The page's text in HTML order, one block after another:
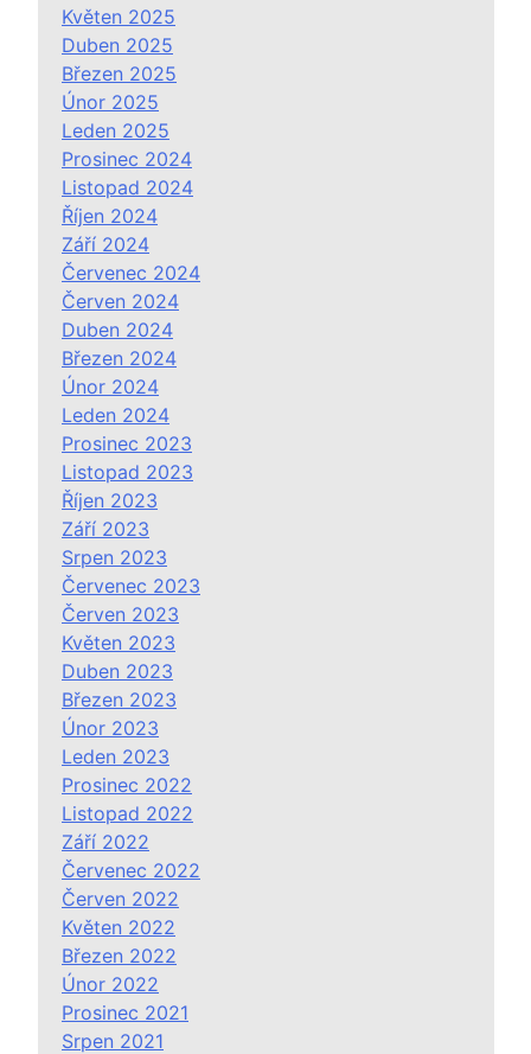
Květen 2025
Duben 2025
Březen 2025
Únor 2025
Leden 2025
Prosinec 2024
Listopad 2024
Říjen 2024
Září 2024
Červenec 2024
Červen 2024
Duben 2024
Březen 2024
Únor 2024
Leden 2024
Prosinec 2023
Listopad 2023
Říjen 2023
Září 2023
Srpen 2023
Červenec 2023
Červen 2023
Květen 2023
Duben 2023
Březen 2023
Únor 2023
Leden 2023
Prosinec 2022
Listopad 2022
Září 2022
Červenec 2022
Červen 2022
Květen 2022
Březen 2022
Únor 2022
Prosinec 2021
Srpen 2021